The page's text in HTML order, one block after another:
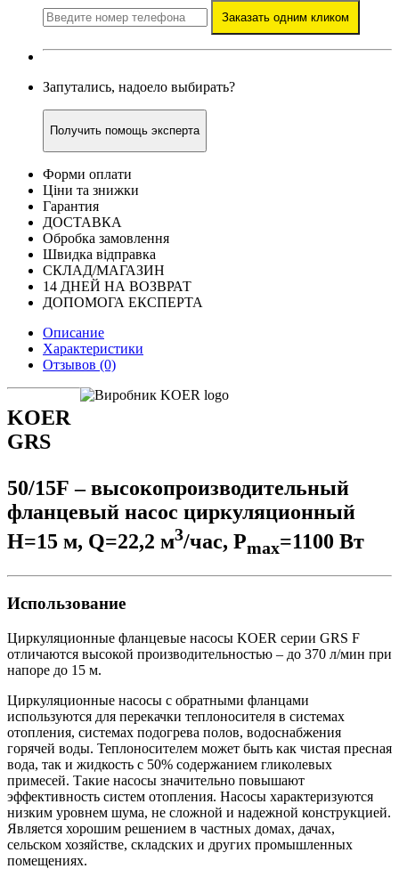
Заказать одним кликом
Запутались, надоело выбирать?
Получить помощь эксперта
Форми оплати
Ціни та знижки
Гарантия
ДОСТАВКА
Обробка замовлення
Швидка відправка
СКЛАД/МАГАЗИН
14 ДНЕЙ НА ВОЗВРАТ
ДОПОМОГА ЕКСПЕРТА
Описание
Характеристики
Отзывов (0)
KOER
GRS
50/15F – высокопроизводительный
фланцевый насос циркуляционный
Н=15 м, Q=22,2 м3/час, Pmax=1100 Вт
Использование
Циркуляционные фланцевые насосы KOER серии GRS F
отличаются высокой производительностью – до 370 л/мин при
напоре до 15 м.
Циркуляционные насосы с обратными фланцами
используются для перекачки теплоносителя в системах
отопления, системах подогрева полов, водоснабжения
горячей воды. Теплоносителем может быть как чистая пресная
вода, так и жидкость с 50% содержанием гликолевых
примесей. Такие насосы значительно повышают
эффективность систем отопления. Насосы характеризуются
низким уровнем шума, не сложной и надежной конструкцией.
Является хорошим решением в частных домах, дачах,
сельском хозяйстве, складских и других промышленных
помещениях.